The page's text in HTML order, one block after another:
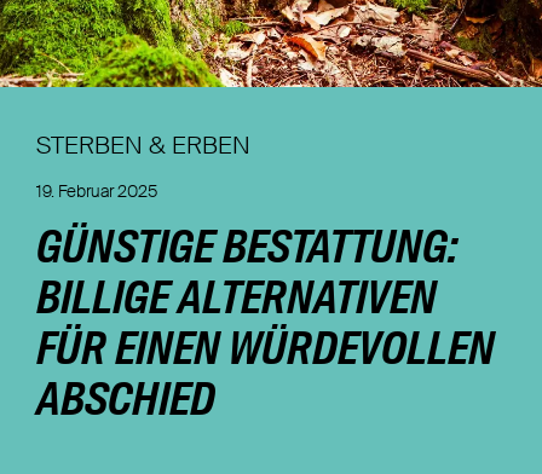
Nachhaltigkeit
STERBEN & ERBEN
19. Februar 2025
GÜNSTIGE BESTATTUNG:
BILLIGE ALTERNATIVEN
FÜR EINEN WÜRDEVOLLEN
ABSCHIED